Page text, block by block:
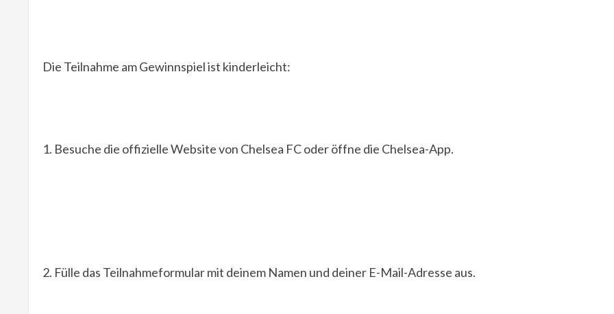
Die Teilnahme am Gewinnspiel ist kinderleicht:
1. Besuche die offizielle Website von Chelsea FC oder öffne die Chelsea-App.
2. Fülle das Teilnahmeformular mit deinem Namen und deiner E-Mail-Adresse aus.